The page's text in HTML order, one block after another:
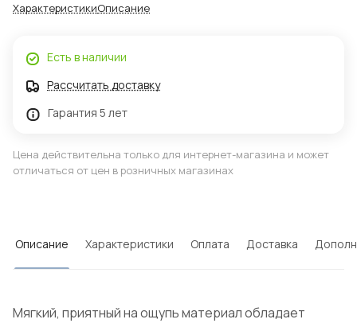
ХарактеристикиОписание
Есть в наличии
Рассчитать доставку
Гарантия 5 лет
Цена действительна только для интернет-магазина и может
отличаться от цен в розничных магазинах
Описание Характеристики Оплата Доставка
Мягкий, приятный на ощупь материал обладает